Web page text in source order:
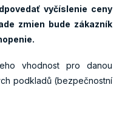
vyčíslenie ceny
zmien bude zákazník
vhodnost pro danou
podkladů (bezpečnostní